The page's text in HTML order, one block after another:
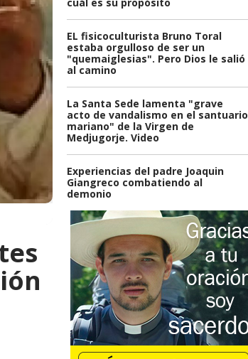
EL fisicoculturista Bruno Toral
estaba orgulloso de ser un
"quemaiglesias". Pero Dios le salió
al camino
La Santa Sede lamenta "grave
acto de vandalismo en el santuario
mariano" de la Virgen de
Medjugorje. Video
Experiencias del padre Joaquin
Giangreco combatiendo al
demonio